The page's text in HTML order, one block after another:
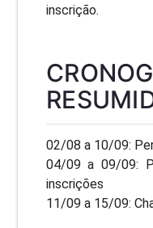
inscrição.
02/08 a 10/09:
04/09 a 09/09:
inscrições
11/09 a 15/09: